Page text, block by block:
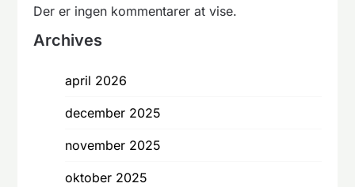
Der er ingen kommentarer at vise.
Archives
april 2026
december 2025
november 2025
oktober 2025